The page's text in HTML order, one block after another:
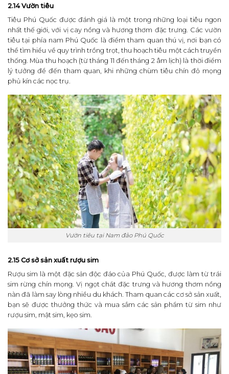
2.14 Vườn tiêu
Tiêu Phú Quốc được đánh giá là một trong những loại tiêu ngon
nhất thế giới, với vị cay nồng và hương thơm đặc trưng. Các vườn
tiêu tại phía nam Phú Quốc là điểm tham quan thú vị, nơi bạn có
thể tìm hiểu về quy trình trồng trọt, thu hoạch tiêu một cách truyền
thống. Mùa thu hoạch (từ tháng 11 đến tháng 2 âm lịch) là thời điểm
lý tưởng để đến tham quan, khi những chùm tiêu chín đỏ mọng
phủ kín các nọc trụ.
Vườn tiêu tại Nam đảo Phú Quốc
2.15 Cơ sở sản xuất rượu sim
Rượu sim là một đặc sản độc đáo của Phú Quốc, được làm từ trái
sim rừng chín mọng. Vị ngọt chát đặc trưng và hương thơm nồng
nàn đã làm say lòng nhiều du khách.Tham quan các cơ sở sản xuất,
bạn sẽ được thưởng thức và mua sắm các sản phẩm từ sim như
rượu sim, mật sim, kẹo sim.